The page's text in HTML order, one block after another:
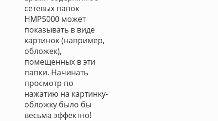
сетевых папок
HMP5000 может
показывать в виде
картинок (например,
обложек),
помещенных в эти
папки. Начинать
просмотр по
нажатию на картинку-
обложку было бы
весьма эффектно!